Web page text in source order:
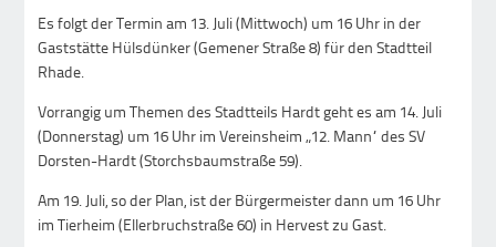
Es folgt der Termin am 13. Juli (Mittwoch) um 16 Uhr in der
Gaststätte Hülsdünker (Gemener Straße 8) für den Stadtteil
Rhade.
Vorrangig um Themen des Stadtteils Hardt geht es am 14. Juli
(Donnerstag) um 16 Uhr im Vereinsheim „12. Mann“ des SV
Dorsten-Hardt (Storchsbaumstraße 59).
Am 19. Juli, so der Plan, ist der Bürgermeister dann um 16 Uhr
im Tierheim (Ellerbruchstraße 60) in Hervest zu Gast.